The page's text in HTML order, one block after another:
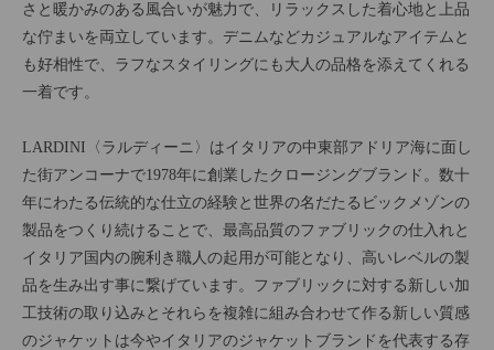
さと暖かみのある風合いが魅力で、リラックスした着心地と上品
な佇まいを両立しています。デニムなどカジュアルなアイテムと
も好相性で、ラフなスタイリングにも大人の品格を添えてくれる
一着です。
LARDINI〈ラルディーニ〉はイタリアの中東部アドリア海に面し
た街アンコーナで1978年に創業したクロージングブランド。数十
年にわたる伝統的な仕立の経験と世界の名だたるビックメゾンの
製品をつくり続けることで、最高品質のファブリックの仕入れと
イタリア国内の腕利き職人の起用が可能となり、高いレベルの製
品を生み出す事に繋げています。ファブリックに対する新しい加
工技術の取り込みとそれらを複雑に組み合わせて作る新しい質感
のジャケットは今やイタリアのジャケットブランドを代表する存